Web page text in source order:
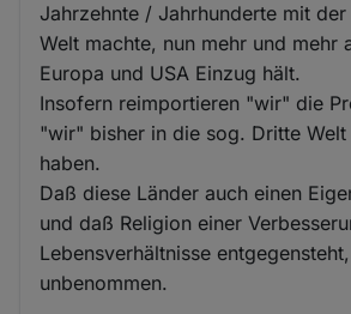
Jahrzehnte / Jahrhunderte mit
Welt machte, nun mehr und mehr
Europa und USA Einzug hält.
Insofern reimportieren "wir" die
"wir" bisher in die sog. Dritte
haben.
Daß diese Länder auch einen
und daß Religion einer
Lebensverhältnisse
unbenommen.